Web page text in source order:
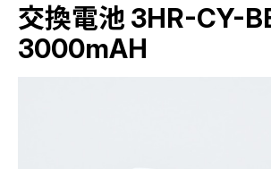
交換電池 3HR-CY-
3000mAH